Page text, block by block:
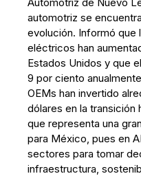
automotriz se
evolución. Informó que
eléctricos han
Estados Unidos y que
9 por ciento
OEMs han invertido
dólares en la transición
que representa una
para México, pues en
sectores para tomar
infraestructura,